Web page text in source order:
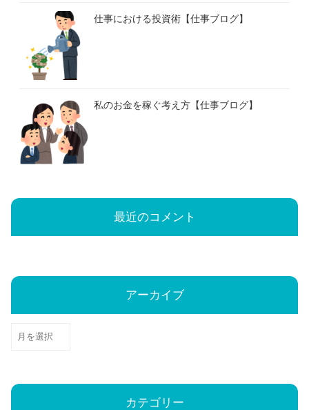
仕事における投資術【仕事ブログ】
私のお金を稼ぐ考え方【仕事ブログ】
最近のコメント
アーカイブ
ー
イ
カテゴリー